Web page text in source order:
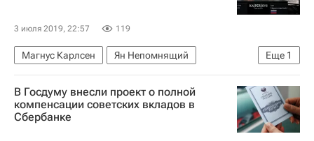
3 июля 2019, 22:57 119
Еще 1
Магнус Карлсен
Ян Непомнящий
Шахматы
В Госдуму внесли проект о полной
компенсации советских вкладов в
Сбербанке